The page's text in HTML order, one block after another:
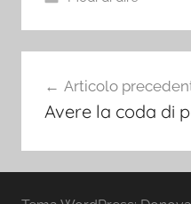
articoli
Articolo
Avere la coda di